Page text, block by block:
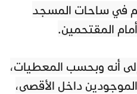
في ساحات المسجد
المقتحمين.
أنه وبحسب المعطيات،
داخل الأقصى،